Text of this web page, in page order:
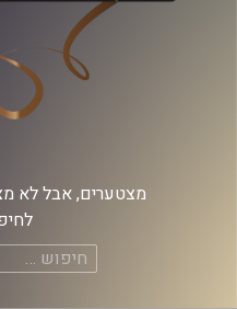
מצטערים, אבל לא